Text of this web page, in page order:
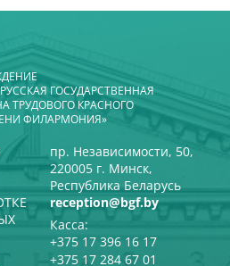
ГОСУДАРСТВЕННАЯ
ТРУДОВОГО КРАСНОГО
ФИЛАРМОНИЯ»
пр. Независимости, 50,
220005 г. Минск,
Республика Беларусь
reception@bgf.by
Касса:
+375 17 396 16 17
+375 17 284 67 01